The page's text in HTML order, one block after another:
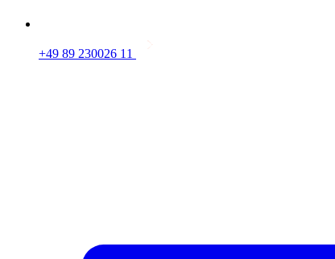
+49 89 230026 11